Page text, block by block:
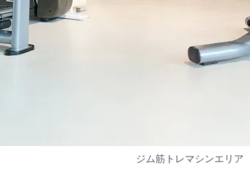
ジム筋トレマシンエリア